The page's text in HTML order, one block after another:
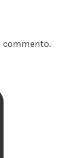
commento.